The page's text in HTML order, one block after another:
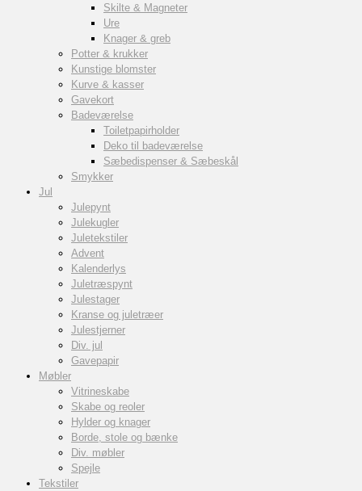
Skilte & Magneter
Ure
Knager & greb
Potter & krukker
Kunstige blomster
Kurve & kasser
Gavekort
Badeværelse
Toiletpapirholder
Deko til badeværelse
Sæbedispenser & Sæbeskål
Smykker
Jul
Julepynt
Julekugler
Juletekstiler
Advent
Kalenderlys
Juletræspynt
Julestager
Kranse og juletræer
Julestjerner
Div. jul
Gavepapir
Møbler
Vitrineskabe
Skabe og reoler
Hylder og knager
Borde, stole og bænke
Div. møbler
Spejle
Tekstiler